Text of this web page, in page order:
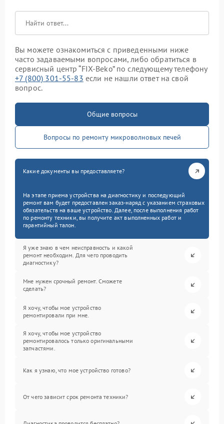
Вы можете ознакомиться с приведенными ниже
часто задаваемыми вопросами, либо обратиться в
сервисный центр “FIX-Beko” по следующему телефону
+7 (800) 301-55-83 если не нашли ответ на свой
вопрос.
Общие вопросы
Вопросы по ремонту микроволновых печей
Какие документы вы предоставляете?
На этапе приема устройства на диагностику и последующий
ремонт вам будет предоставлен заказ-наряд с указанием страховых
обязательств на ваше устройство. Далее, после выполнения работ
по ремонту техники, вы получите акт выполненных работ и
гарантийный талон.
Я уже знаю в чем неисправность и какой
ремонт необходим. Для чего проводить
диагностику?
Мне нужен срочный ремонт. Сможете
сделать?
Я хочу, чтобы мое устройство
ремонтировали при мне.
Я хочу, чтобы мое устройство
ремонтировалось только оригинальными
запчастями.
Как я узнаю, что мое устройство готово?
От чего зависит срок ремонта техники?